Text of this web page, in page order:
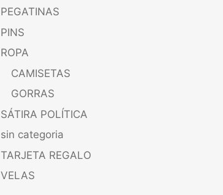
PEGATINAS
PINS
ROPA
CAMISETAS
GORRAS
SÁTIRA POLÍTICA
sin categoria
TARJETA REGALO
VELAS